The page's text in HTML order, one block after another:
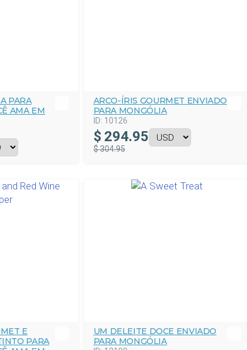
PARA
AMA EM
ARCO-ÍRIS GOURMET ENVIADO
PARA MONGÓLIA
ID: 10126
$ 294.95
$ 304.95
E
PARA
UM DELEITE DOCE ENVIADO
PARA MONGÓLIA